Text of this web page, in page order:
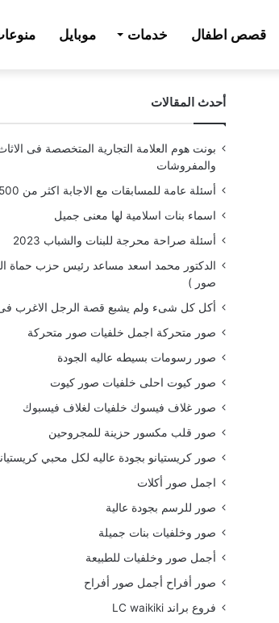
قصص اطفال خدمات موبايل
أحدث المقالات
بونت هوم العلامة التجارية المتخصصة فى
والمفروشات
أسئلة عامة للمسابقات مع الاجابة اكثر من 500 سؤال
اسماء بنات اسلامية لها معنى جميل
أسئلة صراحة محرجة للبنات والشباب 2023
الدكتور محمد اسعد مساعد رئيس حزب حماة
صور )
أكل كل شىء ولم يشبع قصة الرجل الاغرب فى
صور متحركة اجمل خلفيات صور متحركة
صور رسومات بسيطه عاليه الجودة
صور كيوت احلى خلفيات صور كيوت
صور غلاف فيسوك خلفيات لغلاف فيسبوك
صور قلب مكسور حزينة للمجروحين
صور كريستيانو بجودة عاليه لكل محبي
اجمل صور أكلات
صور للرسم بجودة عالية
صور وخلفيات بنات جميلة
أجمل صور وخلفيات للطبيعة
صور أفراح أجمل صور أفراح
فروع براند LC waikiki